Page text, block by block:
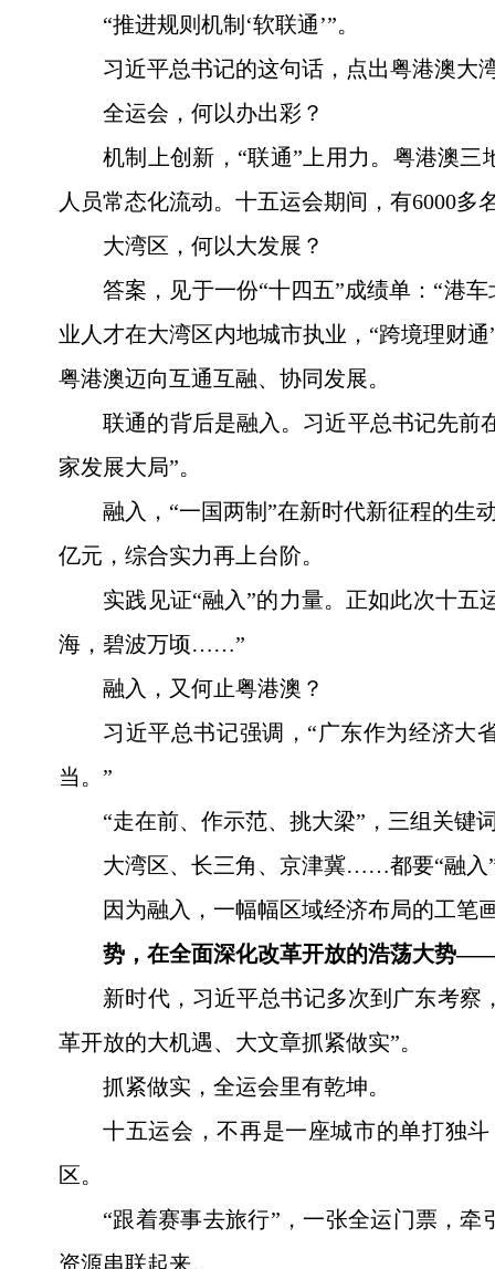
“推进规则机制‘软联通’”。
习近平总书记的这句话，点出粤港澳大
全运会，何以办出彩？
机制上创新，“联通”上用力。粤港澳
人员常态化流动。十五运会期间，有6000
大湾区，何以大发展？
答案，见于一份“十四五”成绩单：“港
业人才在大湾区内地城市执业，“跨境理财
粤港澳迈向互通互融、协同发展。
联通的背后是融入。习近平总书记先前
家发展大局”。
融入，“一国两制”在新时代新征程的生
亿元，综合实力再上台阶。
实践见证“融入”的力量。正如此次十
海，碧波万顷……”
融入，又何止粤港澳？
习近平总书记强调，“广东作为经济大
当。”
“走在前、作示范、挑大梁”，三组关键
大湾区、长三角、京津冀……都要“融入
因为融入，一幅幅区域经济布局的工笔
势，在全面深化改革开放的浩荡大势
新时代，习近平总书记多次到广东考察
革开放的大机遇、大文章抓紧做实”。
抓紧做实，全运会里有乾坤。
十五运会，不再是一座城市的单打独
区。
“跟着赛事去旅行”，一张全运门票，
资源串联起来。